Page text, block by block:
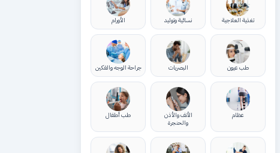
تغذية العلاجية نسائية وتوليد الأورام
طب عيون البصريات جراحة الوجه والفكين
عظام
الأنف والأذن
والحنجرة
طب أطفال